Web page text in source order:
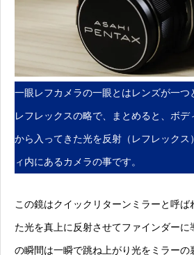
一眼レフカメラの一眼とはレンズが一つ
レフレックスの略で、まとめると、ボ
から入ってきた光を反射（レフレック
ィ内にあるカメラの事です。
この鏡はクイックリターンミラーと呼ば
た光を真上に反射させてファインダー
の瞬間は一瞬で跳ね上がり光をミラーの